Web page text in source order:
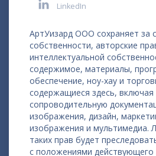
LinkedIn
АртУизард ООО сохраняет за
собственности, авторские
интеллектуальной
содержимое, материалы,
обеспечение, ноу-хау и
содержащиеся здесь, включая
сопроводительную
изображения, дизайн,
изображения и мультимедиа.
таких прав будет
с положениями действующего